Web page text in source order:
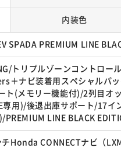
内装色
SPADA PREMIUM LINE
トリプルゾーンコントロー
＋ナビ装着用スペシャルパ
ト(メモリー機能付)/2列目オ
用)/後退出庫サポート/17イ
PREMIUM LINE BLACK
Honda CONNECTナビ（